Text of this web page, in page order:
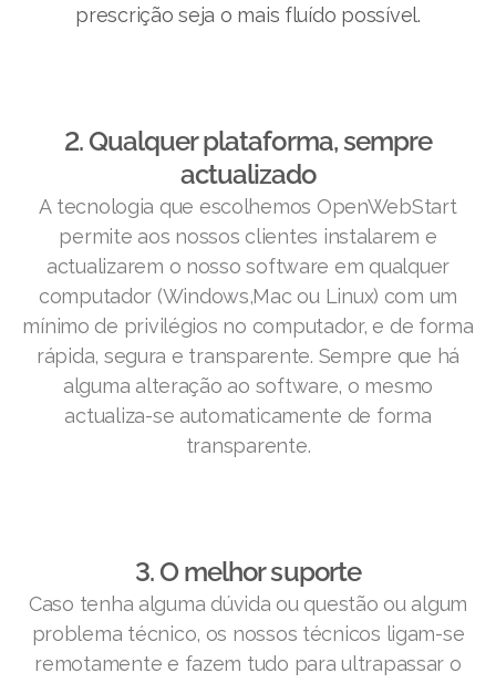
prescrição seja o mais fluído possível.
2. Qualquer plataforma, sempre
actualizado
A tecnologia que escolhemos OpenWebStart
permite aos nossos clientes instalarem e
actualizarem o nosso software em qualquer
computador (Windows,Mac ou Linux) com um
mínimo de privilégios no computador, e de forma
rápida, segura e transparente. Sempre que há
alguma alteração ao software, o mesmo
actualiza-se automaticamente de forma
transparente.
3. O melhor suporte
Caso tenha alguma dúvida ou questão ou algum
problema técnico, os nossos técnicos ligam-se
remotamente e fazem tudo para ultrapassar o